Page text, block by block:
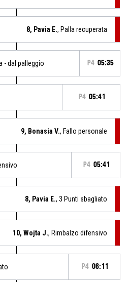
8, Pavia E., Palla recuperata
- dal palleggio P4 05:35
P4 05:41
9, Bonasia V., Fallo personale
P4 05:41
8, Pavia E., 3 Punti sbagliato
10, Wojta J., Rimbalzo difensivo
P4 06:11